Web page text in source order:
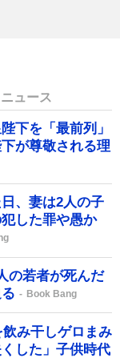
ニュース
下を「最前列」
が尊敬される理
、妻は2人の子
した罪や愚か
の若者が死んだ
Book Bang
み干しゲロまみ
した」子供時代